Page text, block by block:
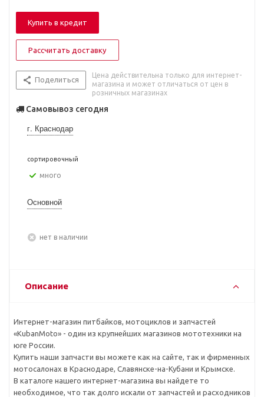
Купить в кредит
Рассчитать доставку
Поделиться
Цена действительна только для интернет-
магазина и может отличаться от цен в
розничных магазинах
Самовывоз сегодня
г. Краснодар
сортировочный
Много
Основной
Нет в наличии
Описание
Интернет-магазин питбайков, мотоциклов и запчастей
«KubanMoto» - один из крупнейших магазинов мототехники на
юге России.
Купить наши запчасти вы можете как на сайте, так и фирменных
мотосалонах в Краснодаре, Славянске-на-Кубани и Крымске.
В каталоге нашего интернет-магазина вы найдете то
необходимое, что так долго искали от запчастей и расходников